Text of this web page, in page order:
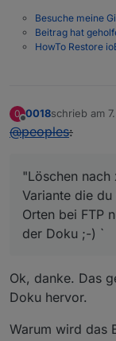
Besuche meine
Beitrag hat
HowTo Restore
0
Offline
0018schrieb am
zuletzt
@peoples:
"Löschen
Variante die
Orten bei FTP
der Doku ;-) `
Ok, danke. Das
Doku hervor.
Warum wird das